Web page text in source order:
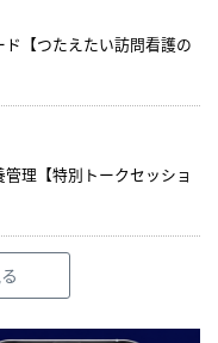
【つたえたい訪問看護の
理【特別トークセッショ